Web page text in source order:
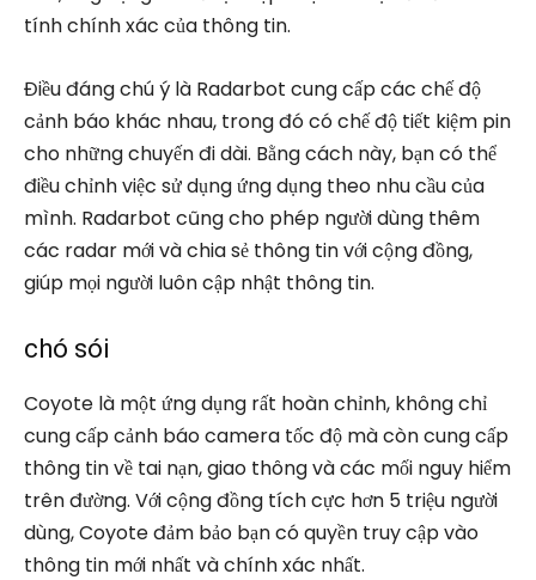
tính chính xác của thông tin.
Điều đáng chú ý là Radarbot cung cấp các chế độ
cảnh báo khác nhau, trong đó có chế độ tiết kiệm pin
cho những chuyến đi dài. Bằng cách này, bạn có thể
điều chỉnh việc sử dụng ứng dụng theo nhu cầu của
mình. Radarbot cũng cho phép người dùng thêm
các radar mới và chia sẻ thông tin với cộng đồng,
giúp mọi người luôn cập nhật thông tin.
chó sói
Coyote là một ứng dụng rất hoàn chỉnh, không chỉ
cung cấp cảnh báo camera tốc độ mà còn cung cấp
thông tin về tai nạn, giao thông và các mối nguy hiểm
trên đường. Với cộng đồng tích cực hơn 5 triệu người
dùng, Coyote đảm bảo bạn có quyền truy cập vào
thông tin mới nhất và chính xác nhất.